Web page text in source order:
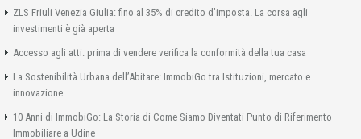
ZLS Friuli Venezia Giulia: fino al 35% di credito d’imposta. La corsa agli
investimenti è già aperta
Accesso agli atti: prima di vendere verifica la conformità della tua casa
La Sostenibilità Urbana dell’Abitare: ImmobiGo tra Istituzioni, mercato e
innovazione
10 Anni di ImmobiGo: La Storia di Come Siamo Diventati Punto di Riferimento
Immobiliare a Udine